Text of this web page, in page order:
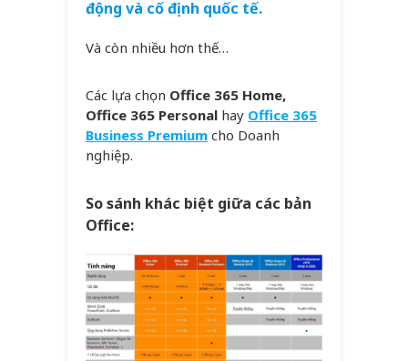
động và cố định quốc tế.
Và còn nhiều hơn thế…
Các lựa chọn Office 365 Home,
Office 365 Personal hay Office 365
Business Premium cho Doanh
nghiệp.
So sánh khác biệt giữa các bản
Office: